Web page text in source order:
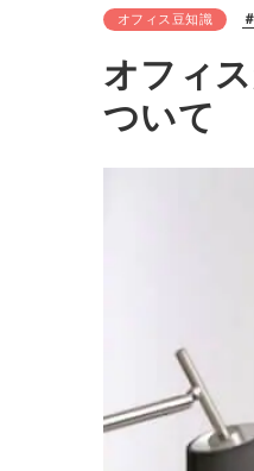
オフィス豆知識
オフィ
ついて